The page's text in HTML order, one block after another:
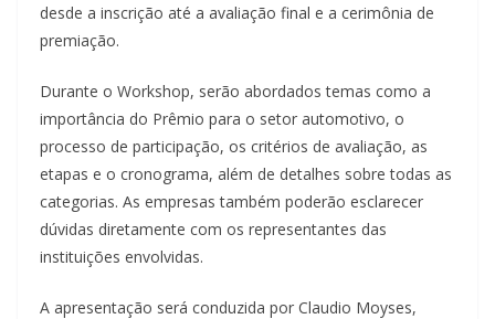
desde a inscrição até a avaliação final e a cerimônia de
premiação.
Durante o Workshop, serão abordados temas como a
importância do Prêmio para o setor automotivo, o
processo de participação, os critérios de avaliação, as
etapas e o cronograma, além de detalhes sobre todas as
categorias. As empresas também poderão esclarecer
dúvidas diretamente com os representantes das
instituições envolvidas.
A apresentação será conduzida por Claudio Moyses,